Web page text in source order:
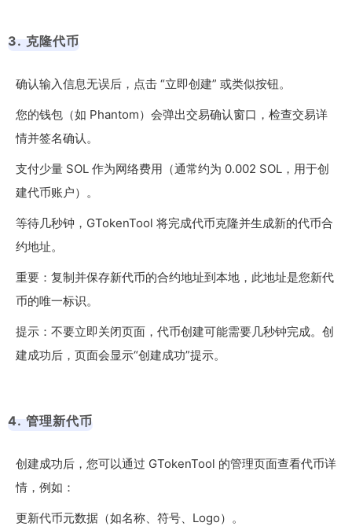
3. 克隆代币
确认输入信息无误后，点击 “立即创建” 或类似按钮。
您的钱包（如 Phantom）会弹出交易确认窗口，检查交易详
情并签名确认。
支付少量 SOL 作为网络费用（通常约为 0.002 SOL，用于创
建代币账户）。
等待几秒钟，GTokenTool 将完成代币克隆并生成新的代币合
约地址。
重要：复制并保存新代币的合约地址到本地，此地址是您新代
币的唯一标识。
提示：不要立即关闭页面，代币创建可能需要几秒钟完成。创
建成功后，页面会显示“创建成功”提示。
4. 管理新代币
创建成功后，您可以通过 GTokenTool 的管理页面查看代币详
情，例如：
更新代币元数据（如名称、符号、Logo）。